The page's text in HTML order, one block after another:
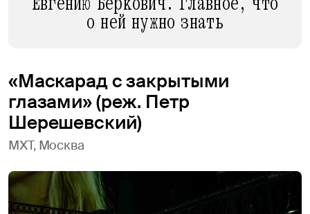
о ней нужно знать
«Маскарад с закрытыми
глазами» (реж. Петр
Шерешевский)
МХТ, Москва